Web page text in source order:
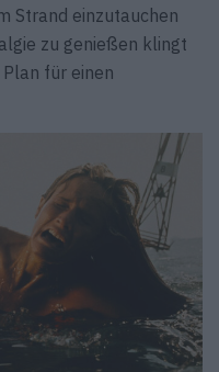
Strand einzutauchen
zu genießen klingt
für einen